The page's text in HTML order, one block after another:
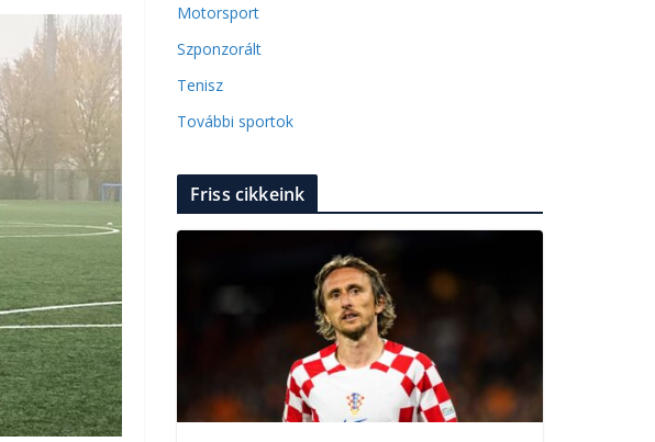
Motorsport
Szponzorált
Tenisz
További sportok
Friss cikkeink